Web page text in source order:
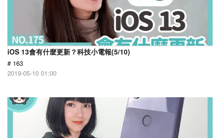
iOS 13會有什麼更新？科技小電報(5/10)
# 163
2019-05-10 01:00